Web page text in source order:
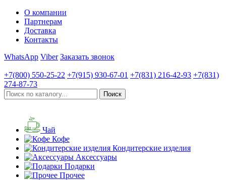
О компании
Партнерам
Доставка
Контакты
WhatsApp Viber Заказать звонок
+7(800) 550-25-22 +7(915) 930-67-01 +7(831) 216-42-93 +7(831)
274-87-73
Чай
Кофе
Кондитерские изделия
Аксессуары
Подарки
Прочее